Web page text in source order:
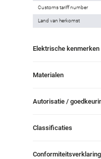
Customs tariff number
Land van herkomst
Elektrische kenmerken
Materialen
Autorisatie /
Classificaties